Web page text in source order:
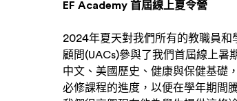
EF Academy 首屆線上夏令營
2024年夏天對我們所有的教職員
顧問(UACs)參與了我們首屆線上暑
中文、美國歷史、健康與保健基礎
必修課程的進度，以便在學年期間